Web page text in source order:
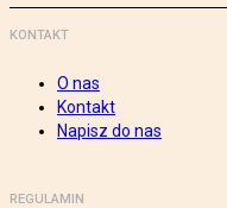
KONTAKT
O nas
Kontakt
Napisz do nas
REGULAMIN